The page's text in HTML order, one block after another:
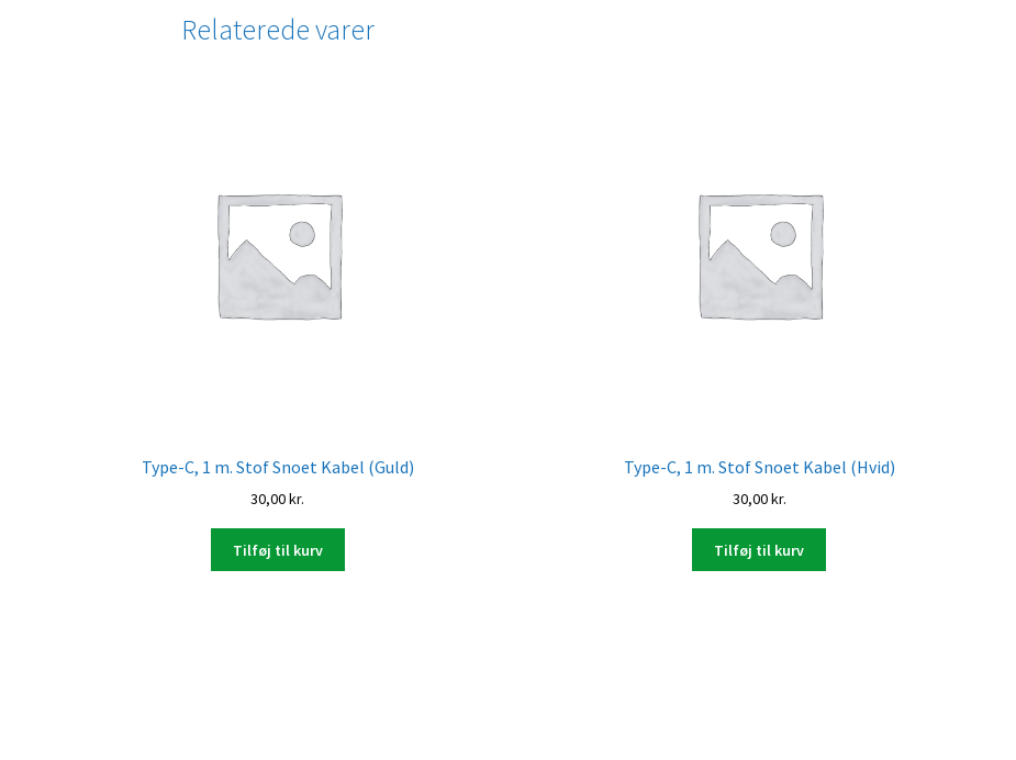
Relaterede varer
Type-C, 1 m. Stof Snoet Kabel (Guld)
30,00kr.
Tilføj til kurv
Type-C, 1 m. Stof Snoet Kabel (Hvid)
30,00kr.
Tilføj til kurv